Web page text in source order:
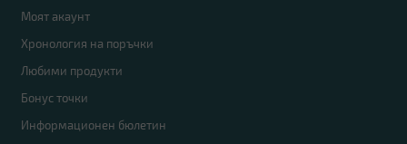
Моят акаунт
Хронология на поръчки
Любими продукти
Бонус точки
Информационен бюлетин